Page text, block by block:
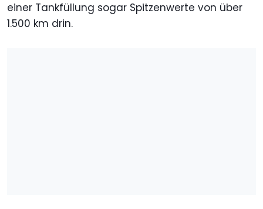
einer Tankfüllung sogar Spitzenwerte von über
1.500 km drin.